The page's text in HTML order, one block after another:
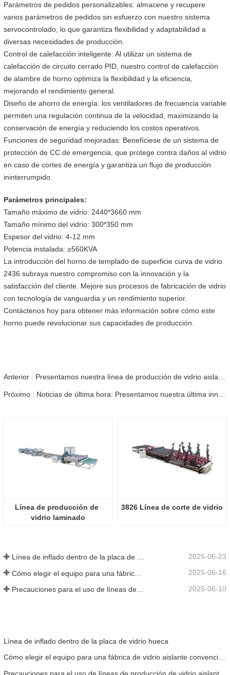
Parámetros de pedidos personalizables: almacene y recupere
varios parámetros de pedidos sin esfuerzo con nuestro sistema
servocontrolado, lo que garantiza flexibilidad y adaptabilidad a
diversas necesidades de producción.
Control de calefacción inteligente: Al utilizar un sistema de
calefacción de circuito cerrado PID, nuestro control de calefacción
de alambre de horno optimiza la flexibilidad y la eficiencia,
mejorando el rendimiento general.
Diseño de ahorro de energía: los ventiladores de frecuencia variable
permiten una regulación continua de la velocidad, maximizando la
conservación de energía y reduciendo los costos operativos.
Funciones de seguridad mejoradas: Benefíciese de un sistema de
protección de CC de emergencia, que protege contra daños al vidrio
en caso de cortes de energía y garantiza un flujo de producción
ininterrumpido.
Parámetros principales:
Tamaño máximo de vidrio: 2440*3660 mm
Tamaño mínimo del vidrio: 300*350 mm
Espesor del vidrio: 4-12 mm
Potencia instalada: ≥560KVA
La introducción del horno de templado de superficie curva de vidrio
2436 subraya nuestro compromiso con la innovación y la
satisfacción del cliente. Mejore sus procesos de fabricación de vidrio
con tecnología de vanguardia y un rendimiento superior.
Contáctenos hoy para obtener más información sobre cómo este
horno puede revolucionar sus capacidades de producción.
Línea de producción de
vidrio laminado
3826 Línea de corte de vidrio
Línea de inflado dentro de la placa de vidrio hueca 2025-06-23
2025-06-16
2025-06-10
Línea de inflado dentro de la placa de vidrio hueca
Cómo elegir el equipo para una fábrica de vidrio aislante convencional